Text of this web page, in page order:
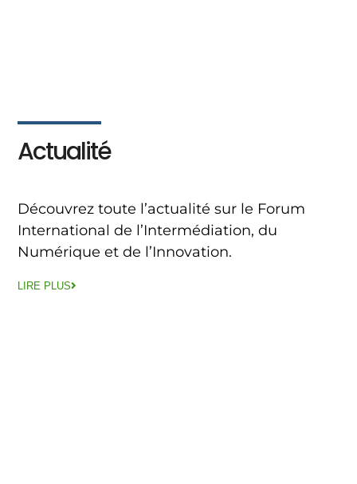
Actualité
Découvrez toute l’actualité sur le Forum
International de l’Intermédiation, du
Numérique et de l’Innovation.
LIRE PLUS